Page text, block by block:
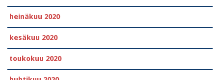
heinäkuu 2020
kesäkuu 2020
toukokuu 2020